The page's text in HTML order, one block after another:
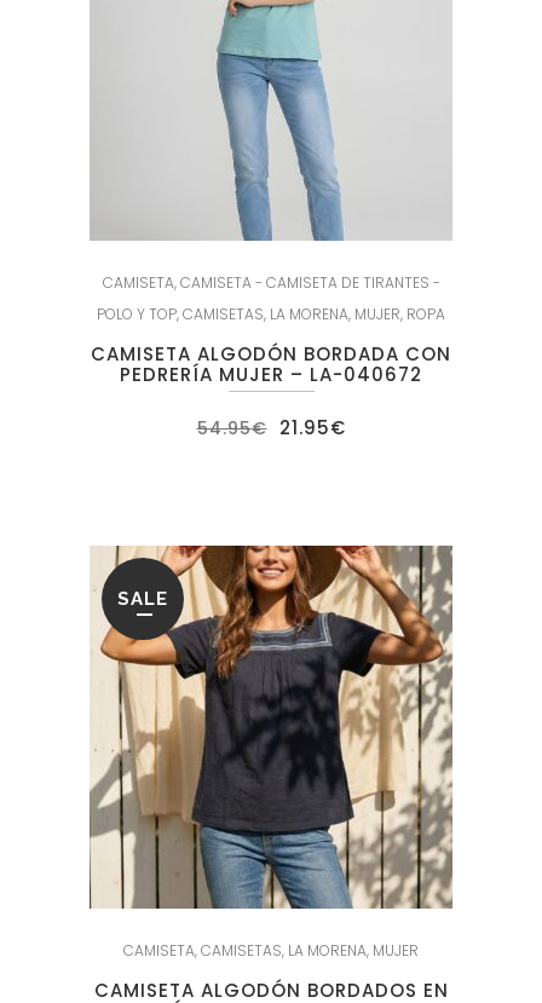
CAMISETA,CAMISETA - CAMISETA DE TIRANTES -
POLO Y TOP,CAMISETAS, LA MORENA, MUJER, ROPA
CAMISETA ALGODÓN BORDADA CON
PEDRERÍA MUJER – LA-040672
54.95€ El
precio
21.95€El
SALE
CAMISETA,CAMISETAS, LA MORENA, MUJER
CAMISETA ALGODÓN BORDADOS EN